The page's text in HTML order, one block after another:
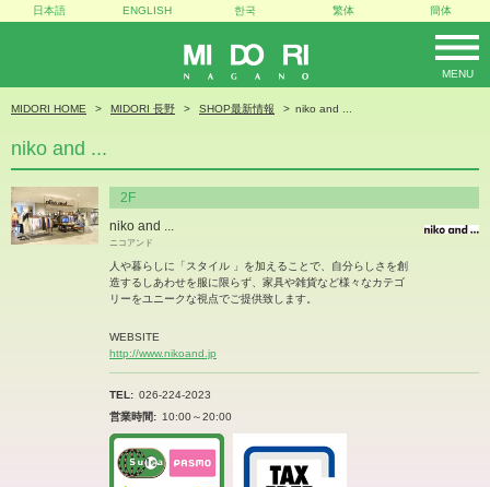
MIDORI
MENU
日本語 ENGLISH 한국 繁体 簡体
MIDORI HOME MIDORI 長野 SHOP最新情報 niko and ...
niko and ...
2F
niko and ...
ニコアンド
人や暮らしに「スタイル 」を加えることで、自分らしさを創
造するしあわせを服に限らず、家具や雑貨など様々なカテゴ
リーをユニークな視点でご提供致します。
WEBSITE
http://www.nikoand.jp
TEL
026-224-2023
営業時間
10:00～20:00